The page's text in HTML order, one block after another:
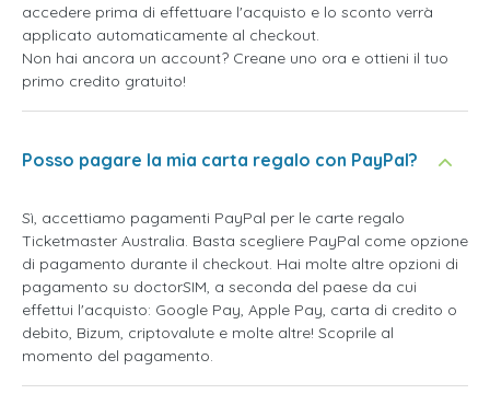
accedere prima di effettuare l'acquisto e lo sconto verrà
applicato automaticamente al checkout.
Non hai ancora un account? Creane uno ora e ottieni il tuo
primo credito gratuito!
Posso pagare la mia carta regalo con PayPal?
Sì, accettiamo pagamenti PayPal per le carte regalo
Ticketmaster Australia. Basta scegliere PayPal come opzione
di pagamento durante il checkout. Hai molte altre opzioni di
pagamento su doctorSIM, a seconda del paese da cui
effettui l'acquisto: Google Pay, Apple Pay, carta di credito o
debito, Bizum, criptovalute e molte altre! Scoprile al
momento del pagamento.